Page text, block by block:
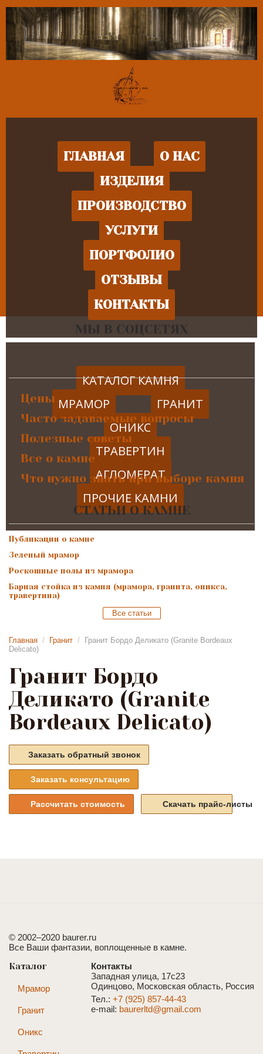
ГЛАВНАЯ
О НАС
ИЗДЕЛИЯ
ПРОИЗВОДСТВО
УСЛУГИ
ПОРТФОЛИО
ОТЗЫВЫ
КОНТАКТЫ
КАТАЛОГ КАМНЯ
МРАМОР
ГРАНИТ
ОНИКС
ТРАВЕРТИН
АГЛОМЕРАТ
ПРОЧИЕ КАМНИ
МЫ В СОЦСЕТЯХ
Цены
Часто задаваемые вопросы
Полезные советы
Все о камне
Что нужно знать при выборе камня
СТАТЬИ О КАМНЕ
Публикации о камне
Зеленый мрамор
Роскошные полы из мрамора
Барная стойка из камня (мрамора, гранита, оникса,
травертина)
Все статьи
Главная / Гранит /
Гранит Бордо Деликато (Granite Bordeaux
Delicato)
Гранит Бордо
Деликато (Granite
Bordeaux Delicato)
Заказать обратный звонок
Заказать консультацию
Рассчитать стоимость Скачать прайс-листы
© 2002–2020 baurer.ru
Все Ваши фантазии, воплощенные в камне.
Контакты
Западная улица, 17с23
Одинцово, Московская область, Россия
Тел.: +7 (925) 857-44-43
e-mail: baurerltd@gmail.com
Каталог
Мрамор
Гранит
Оникс